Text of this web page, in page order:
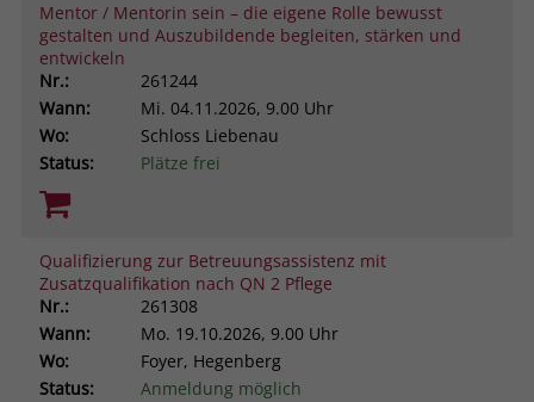
Mentor / Mentorin sein – die eigene Rolle bewusst
gestalten und Auszubildende begleiten, stärken und
entwickeln
Nr.:
261244
Wann:
Mi. 04.11.2026, 9.00 Uhr
Wo:
Schloss Liebenau
Status:
Plätze frei
Qualifizierung zur Betreuungsassistenz mit
Zusatzqualifikation nach QN 2 Pflege
Nr.:
261308
Wann:
Mo. 19.10.2026, 9.00 Uhr
Wo:
Foyer, Hegenberg
Status:
Anmeldung möglich